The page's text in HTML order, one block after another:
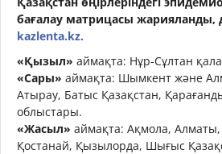
бағалау матрицасы жарияланды,
kazlenta.kz.
«Қызыл» аймақта: Нұр-Сұлтан
«Сары» аймақта: Шымкент және
Атырау, Батыс Қазақстан,
облыстары.
«Жасыл» аймақта: Ақмола,
Қостанай, Қызылорда, Шығыс